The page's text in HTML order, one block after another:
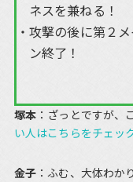
ネスを兼ねる！
攻撃の後に第２
ン終了！
塚本 ：ざっとですが、
い人はこちらをチェッ
金子 ：ふむ、大体わか